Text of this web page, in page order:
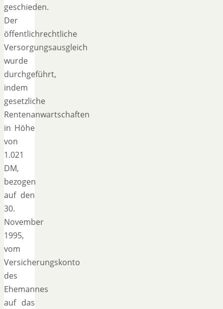
geschieden.
Der
öffentlichrechtliche
Versorgungsausgleich
wurde
durchgeführt,
indem
gesetzliche
Rentenanwartschaften
in Höhe
von
1.021
DM,
bezogen
auf den
30.
November
1995,
vom
Versicherungskonto
des
Ehemannes
auf das